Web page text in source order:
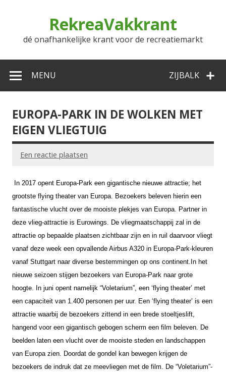
RekreaVakkrant
dé onafhankelijke krant voor de recreatiemarkt
ZIJBALK
MENU
EUROPA-PARK IN DE WOLKEN MET
EIGEN VLIEGTUIG
Een reactie plaatsen
In 2017 opent Europa-Park een gigantische nieuwe attractie; het
grootste flying theater van Europa. Bezoekers beleven hierin een
fantastische vlucht over de mooiste plekjes van Europa. Partner in
deze vlieg-attractie is Eurowings. De vliegmaatschappij zal in de
attractie op bepaalde plaatsen zichtbaar zijn en in ruil daarvoor vliegt
vanaf deze week een opvallende Airbus A320 in Europa-Park-kleuren
vanaf Stuttgart naar diverse bestemmingen op ons continent. In het
nieuwe seizoen stijgen bezoekers van Europa-Park naar grote
hoogte. In juni opent namelijk “Voletarium”, een ‘flying theater’ met
een capaciteit van 1.400 personen per uur. Een ‘flying theater’ is een
attractie waarbij de bezoekers zittend in een brede stoeltjeslift,
hangend voor een gigantisch gebogen scherm een film beleven. De
beelden laten een vlucht over de mooiste steden en landschappen
van Europa zien. Doordat de gondel kan bewegen krijgen de
bezoekers de indruk dat ze meevliegen met de film. De “Voletarium”-